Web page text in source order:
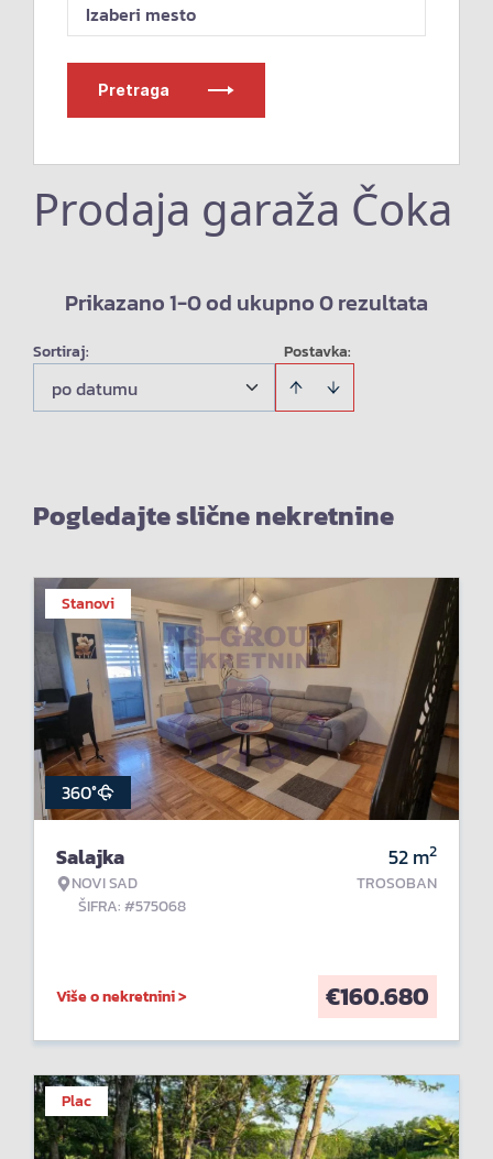
Izaberi mesto
Pretraga
Prodaja garaža Čoka
Prikazano 1-0 od ukupno 0 rezultata
Postavka:
Sortiraj:
po datumu
Pogledajte slične nekretnine
Stanovi
360°
Salajka
NOVI SAD
ŠIFRA: #575068
52m2
TROSOBAN
Više o nekretnini > €160.680
Plac